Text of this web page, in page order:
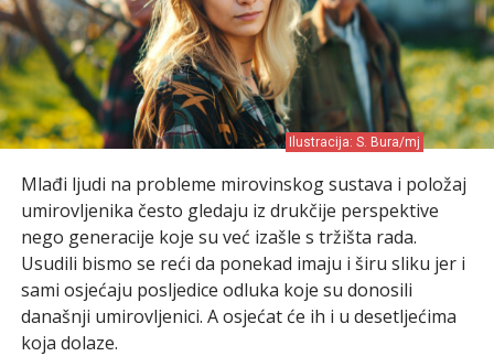
Ilustracija: S. Bura/mj
Mlađi ljudi na probleme mirovinskog sustava i položaj
umirovljenika često gledaju iz drukčije perspektive
nego generacije koje su već izašle s tržišta rada.
Usudili bismo se reći da ponekad imaju i širu sliku jer i
sami osjećaju posljedice odluka koje su donosili
današnji umirovljenici. A osjećat će ih i u desetljećima
koja dolaze.